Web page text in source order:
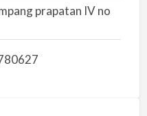
prapatan IV no